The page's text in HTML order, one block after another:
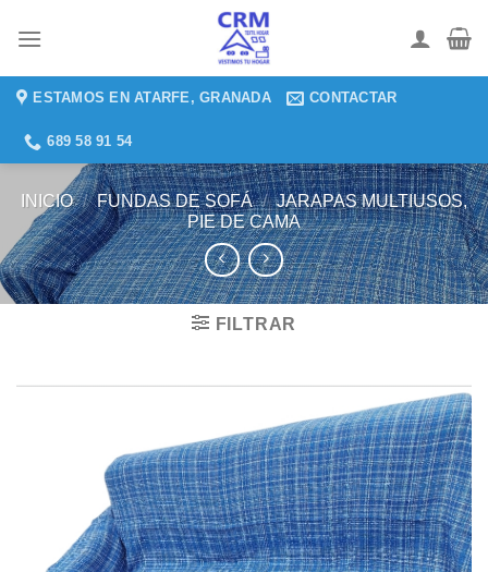
ESTAMOS EN ATARFE, GRANADA CONTACTAR
689 58 91 54
INICIO / FUNDAS DE SOFÁ / JARAPAS MULTIUSOS,
PIE DE CAMA
FILTRAR